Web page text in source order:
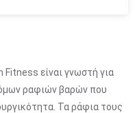
Fitness είναι γνωστή για
ραφιών βαρών που
Τα ράφια τους